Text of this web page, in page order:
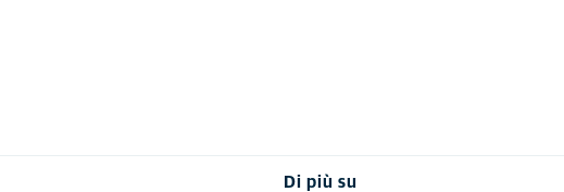
Di più su